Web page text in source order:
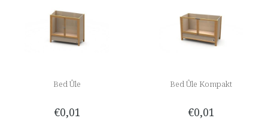
Bed Ûle
€0,01
Bed Ûle Kompakt
€0,01